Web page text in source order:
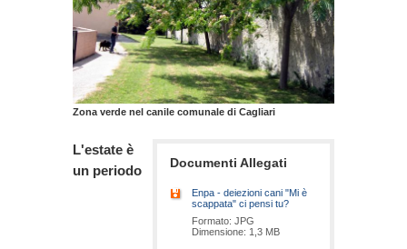
Zona verde nel canile comunale di Cagliari
Documenti Allegati
Enpa - deiezioni cani "Mi è
scappata" ci pensi tu?
Formato: JPG
Dimensione: 1,3 MB
L'estate è
un periodo